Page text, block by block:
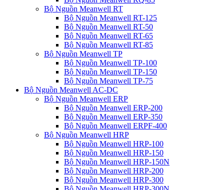
Bộ Nguồn Meanwell RT
Bộ Nguồn Meanwell RT-125
Bộ Nguồn Meanwell RT-50
Bộ Nguồn Meanwell RT-65
Bộ Nguồn Meanwell RT-85
Bộ Nguồn Meanwell TP
Bộ Nguồn Meanwell TP-100
Bộ Nguồn Meanwell TP-150
Bộ Nguồn Meanwell TP-75
Bộ Nguồn Meanwell AC-DC
Bộ Nguồn Meanwell ERP
Bộ Nguồn Meanwell ERP-200
Bộ Nguồn Meanwell ERP-350
Bộ Nguồn Meanwell ERPF-400
Bộ Nguồn Meanwell HRP
Bộ Nguồn Meanwell HRP-100
Bộ Nguồn Meanwell HRP-150
Bộ Nguồn Meanwell HRP-150N
Bộ Nguồn Meanwell HRP-200
Bộ Nguồn Meanwell HRP-300